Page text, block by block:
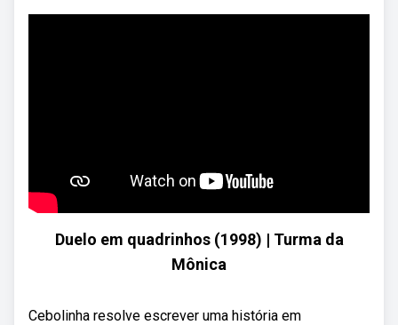
Duelo em quadrinhos (1998) | Turma da
Mônica
Cebolinha resolve escrever uma história em